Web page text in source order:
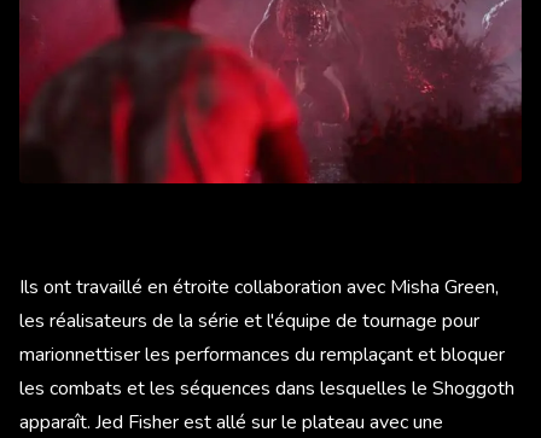
Ils ont travaillé en étroite collaboration avec Misha Green,
les réalisateurs de la série et l'équipe de tournage pour
marionnettiser les performances du remplaçant et bloquer
les combats et les séquences dans lesquelles le Shoggoth
apparaît. Jed Fisher est allé sur le plateau avec une